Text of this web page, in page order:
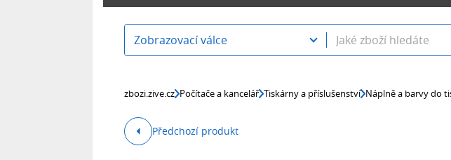
Zobrazovací válce
zbozi.zive.cz Počítače a kancelář Tiskárny a příslušenství Náplně a barvy do
Předchozí produkt